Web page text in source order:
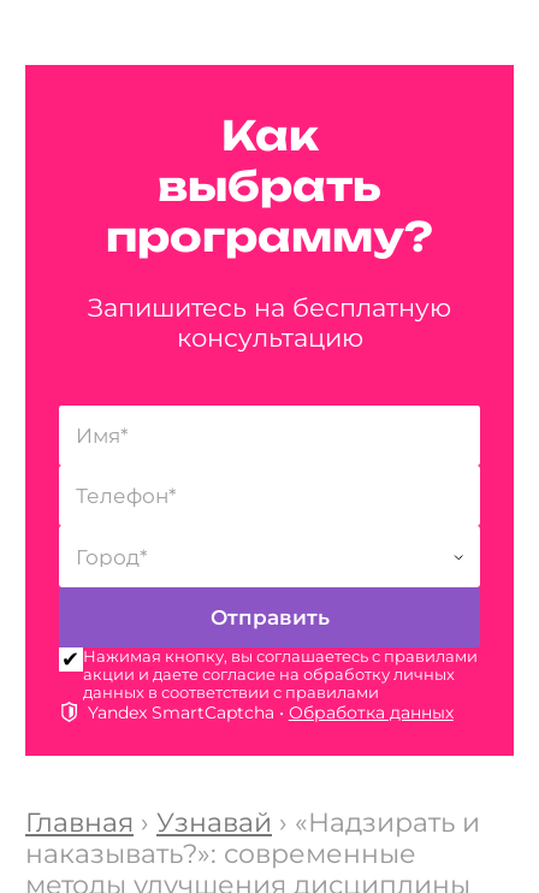
Как
выбрать
программу?
Запишитесь на бесплатную
консультацию
Нажимая кнопку, вы соглашаетесь с правилами
акции и даете согласие на обработку личных
данных в соответствии с правилами
Yandex SmartCaptcha • Обработка данных
Главная › Узнавай › «Надзирать и
наказывать?»: современные
методы улучшения дисциплины